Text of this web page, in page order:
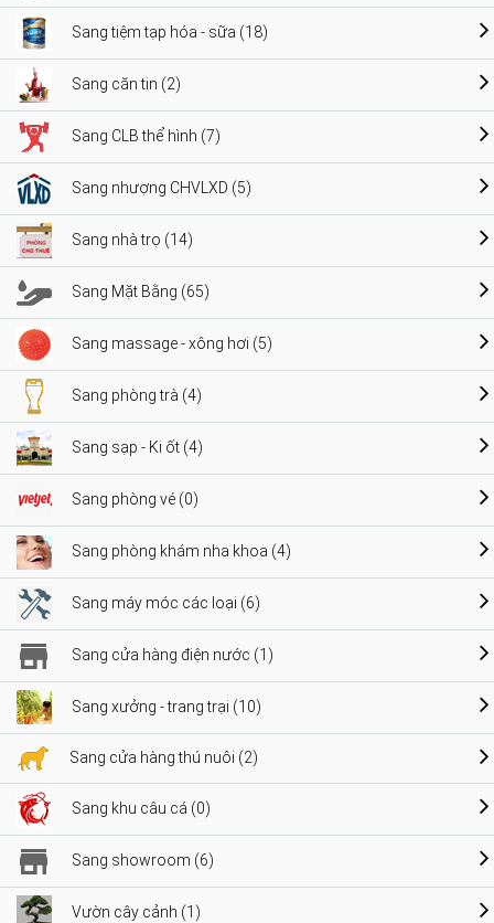
Sang tiệm tạp hóa - sữa (18)
Sang căn tin (2)
Sang CLB thể hình (7)
Sang nhượng CHVLXD (5)
Sang nhà trọ (14)
Sang Mặt Bằng (65)
Sang massage - xông hơi (5)
Sang phòng trà (4)
Sang sạp - Ki ốt (4)
Sang phòng vé (0)
Sang phòng khám nha khoa (4)
Sang máy móc các loại (6)
Sang cửa hàng điện nước (1)
Sang xưởng - trang trại (10)
Sang cửa hàng thú nuôi (2)
Sang khu câu cá (0)
Sang showroom (6)
Vườn cây cảnh (1)